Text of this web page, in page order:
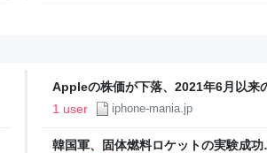
Appleの株価が下落、2021年6月以
1 user
iphone-mania.jp
韓国軍、固体燃料ロケットの実験成